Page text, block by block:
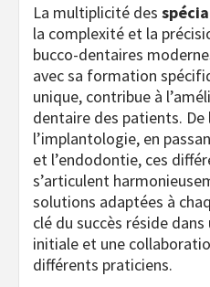
La multiplicité des
la complexité et la
bucco-dentaires
avec sa formation
unique, contribue à
dentaire des patients. De
l’implantologie, en
et l’endodontie, ces
s’articulent
solutions adaptées à
clé du succès réside
initiale et une
différents praticiens.